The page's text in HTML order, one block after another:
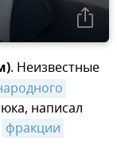
. Неизвестные
написал
фракции